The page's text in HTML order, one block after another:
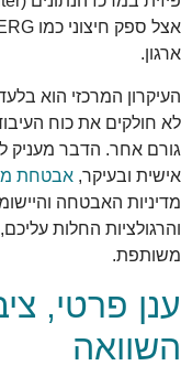
ארגון.
העיקרון המרכזי הוא
לא חולקים את כוח
גורם אחר. הדבר
אישית ובעיקר, אבטחת
מדיניות האבטחה
והרגולציות החלות
משותפת.
ענן פרטי,
השוואה